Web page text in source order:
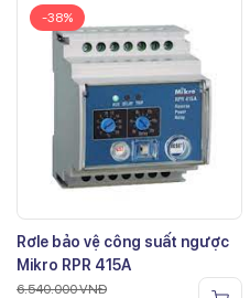
-38%
Rơle bảo vệ công suất ngược
Mikro RPR 415A
6.540.000VNĐ